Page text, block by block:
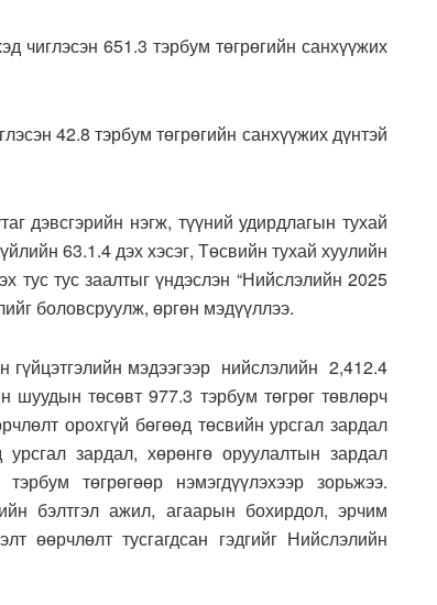
чиглэсэн 651.3 тэрбум төгрөгийн санхүүжих
42.8 тэрбум төгрөгийн санхүүжих дүнтэй
дэвсгэрийн нэгж, түүний удирдлагын тухай
63.1.4 дэх хэсэг, Төсвийн тухай хуулийн
тус тус заалтыг үндэслэн “Нийслэлийн 2025
боловсруулж, өргөн мэдүүллээ.
мэдээгээр нийслэлийн 2,412.4
шуудын төсөвт 977.3 тэрбум төгрөг төвлөрч
орохгүй бөгөөд төсвийн урсгал зардал
зардал, хөрөнгө оруулалтын зардал
төгрөгөөр нэмэгдүүлэхээр зорьжээ.
бэлтгэл ажил, агаарын бохирдол, эрчим
өөрчлөлт тусгагдсан гэдгийг Нийслэлийн